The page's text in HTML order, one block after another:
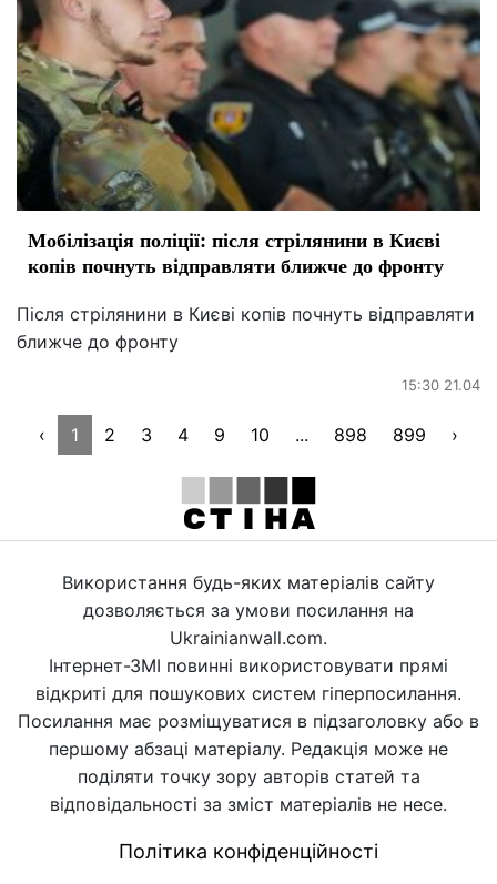
Мобілізація поліції: після стрілянини в Києві
копів почнуть відправляти ближче до фронту
Після стрілянини в Києві копів почнуть відправляти
ближче до фронту
15:30 21.04
‹ 1 2 3 4 9 10 ... 898 899 ›
Використання будь-яких матеріалів сайту
дозволяється за умови посилання на
Ukrainianwall.com.
Інтернет-ЗМІ повинні використовувати прямі
відкриті для пошукових систем гіперпосилання.
Посилання має розміщуватися в підзаголовку або в
першому абзаці матеріалу. Редакція може не
поділяти точку зору авторів статей та
відповідальності за зміст матеріалів не несе.
Політика конфіденційності